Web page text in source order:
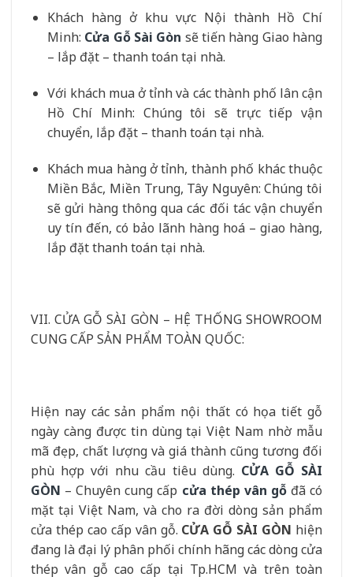
Khách hàng ở khu vực Nội thành Hồ Chí
Minh: Cửa Gỗ Sài Gòn sẽ tiến hàng Giao hàng
– lắp đặt – thanh toán tại nhà.
Với khách mua ở tỉnh và các thành phố lân cận
Hồ Chí Minh: Chúng tôi sẽ trực tiếp vận
chuyển, lắp đặt – thanh toán tại nhà.
Khách mua hàng ở tỉnh, thành phố khác thuộc
Miền Bắc, Miền Trung, Tây Nguyên: Chúng tôi
sẽ gửi hàng thông qua các đối tác vận chuyển
uy tín đến, có bảo lãnh hàng hoá – giao hàng,
lắp đặt thanh toán tại nhà.
VII. CỬA GỖ SÀI GÒN – HỆ THỐNG SHOWROOM
CUNG CẤP SẢN PHẨM TOÀN QUỐC:
Hiện nay các sản phẩm nội thất có họa tiết gỗ
ngày càng được tin dùng tại Việt Nam nhờ mẫu
mã đẹp, chất lượng và giá thành cũng tương đối
phù hợp với nhu cầu tiêu dùng. CỬA GỖ SÀI
GÒN – Chuyên cung cấp cửa thép vân gỗđã có
mặt tại Việt Nam, và cho ra đời dòng sản phẩm
cửa thép cao cấp vân gỗ. CỬA GỖ SÀI GÒN hiện
đang là đại lý phân phối chính hãng các dòng cửa
thép vân gỗ cao cấp tại Tp.HCM và trên toàn